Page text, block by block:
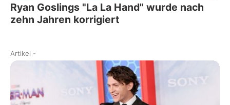
Ryan Goslings "La La Hand" wurde nach
zehn Jahren korrigiert
Artikel -